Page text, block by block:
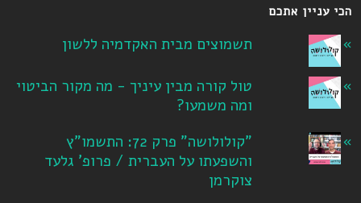
הכי עניין אתכם
תשמוצים מבית האקדמיה ללשון
טול קורה מבין עיניך - מה מקור הביטוי
ומה משמעו?
"קולולושה" פרק 72: התשמו"ץ
והשפעתו על העברית / פרופ' גלעד
צוקרמן